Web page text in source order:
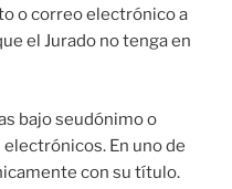
o correo electrónico a
el Jurado no tenga en
bajo seudónimo o
En uno de
con su título.